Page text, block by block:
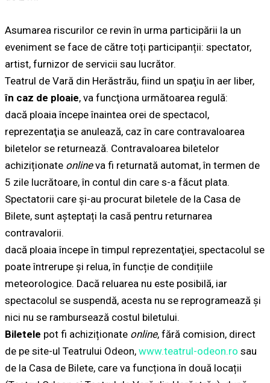
Asumarea riscurilor ce revin în urma participării la un
eveniment se face de către toți participanții: spectator,
artist, furnizor de servicii sau lucrător.
Teatrul de Vară din Herăstrău, fiind un spaţiu în aer liber,
în caz de ploaie, va funcţiona următoarea regulă:
dacă ploaia începe înaintea orei de spectacol,
reprezentaţia se anulează, caz în care contravaloarea
biletelor se returnează. Contravaloarea biletelor
achiziționate onlineva fi returnată automat, în termen de
5 zile lucrătoare, în contul din care s-a făcut plata.
Spectatorii care și-au procurat biletele de la Casa de
Bilete, sunt așteptați la casă pentru returnarea
contravalorii.
dacă ploaia începe în timpul reprezentaţiei, spectacolul se
poate întrerupe și relua, în funcție de condițiile
meteorologice. Dacă reluarea nu este posibilă, iar
spectacolul se suspendă, acesta nu se reprogramează și
nici nu se rambursează costul biletului.
Biletele pot fi achiziționate online, fără comision, direct
de pe site-ul Teatrului Odeon, www.teatrul-odeon.ro sau
de la Casa de Bilete, care va funcționa în două locații